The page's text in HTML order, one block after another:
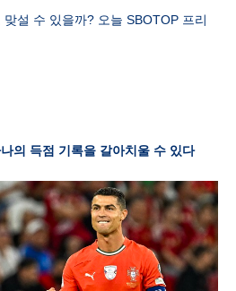
설 수 있을까? 오늘 SBOTOP 프리
의 득점 기록을 갈아치울 수 있다